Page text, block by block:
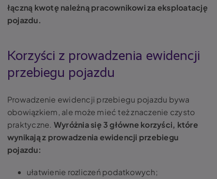
łączną kwotę należną pracownikowi za eksploatację
pojazdu.
Korzyści z prowadzenia ewidencji
przebiegu pojazdu
Prowadzenie ewidencji przebiegu pojazdu bywa
obowiązkiem, ale może mieć też znaczenie czysto
praktyczne. Wyróżnia się 3 główne korzyści, które
wynikają z prowadzenia ewidencji przebiegu
pojazdu:
ułatwienie rozliczeń podatkowych;